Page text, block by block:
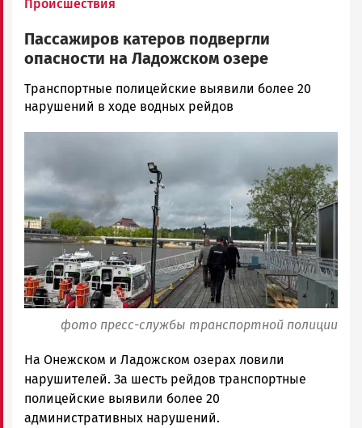
Происшествия
Пассажиров катеров подвергли
опасности на Ладожском озере
Ольга
Гаврилова
Карелии
|
Петрозаводск
ГОВОРИТ
Транспортные полицейские выявили более 20
нарушений в ходе водных рейдов
фото пресс-службы транспортной полиции
На Онежском и Ладожском озерах ловили
нарушителей. За шесть рейдов транспортные
полицейские выявили более 20
административных нарушений.